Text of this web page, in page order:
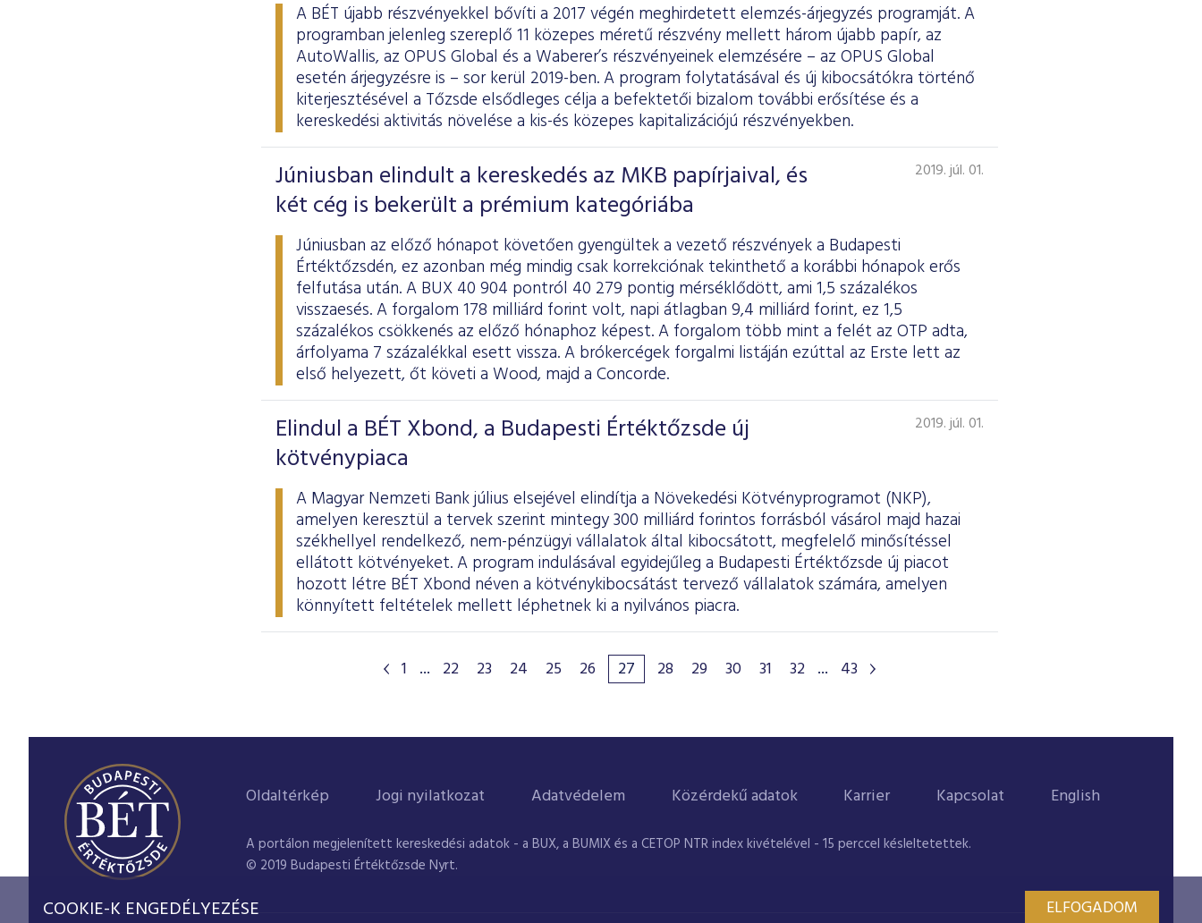
A BÉT újabb részvényekkel bővíti a 2017 végén meghirdetett elemzés-árjegyzés programját. A
programban jelenleg szereplő 11 közepes méretű részvény mellett három újabb papír, az
AutoWallis, az OPUS Global és a Waberer’s részvényeinek elemzésére – az OPUS Global
esetén árjegyzésre is – sor kerül 2019-ben. A program folytatásával és új kibocsátókra történő
kiterjesztésével a Tőzsde elsődleges célja a befektetői bizalom további erősítése és a
kereskedési aktivitás növelése a kis-és közepes kapitalizációjú részvényekben.
Júniusban elindult a kereskedés az MKB papírjaival, és
két cég is bekerült a prémium kategóriába
2019. júl. 01.
Júniusban az előző hónapot követően gyengültek a vezető részvények a Budapesti
Értéktőzsdén, ez azonban még mindig csak korrekciónak tekinthető a korábbi hónapok erős
felfutása után. A BUX 40 904 pontról 40 279 pontig mérséklődött, ami 1,5 százalékos
visszaesés. A forgalom 178 milliárd forint volt, napi átlagban 9,4 milliárd forint, ez 1,5
százalékos csökkenés az előző hónaphoz képest. A forgalom több mint a felét az OTP adta,
árfolyama 7 százalékkal esett vissza. A brókercégek forgalmi listáján ezúttal az Erste lett az
első helyezett, őt követi a Wood, majd a Concorde.
Elindul a BÉT Xbond, a Budapesti Értéktőzsde új
kötvénypiaca
2019. júl. 01.
A Magyar Nemzeti Bank július elsejével elindítja a Növekedési Kötvényprogramot (NKP),
amelyen keresztül a tervek szerint mintegy 300 milliárd forintos forrásból vásárol majd hazai
székhellyel rendelkező, nem-pénzügyi vállalatok által kibocsátott, megfelelő minősítéssel
ellátott kötvényeket. A program indulásával egyidejűleg a Budapesti Értéktőzsde új piacot
hozott létre BÉT Xbond néven a kötvénykibocsátást tervező vállalatok számára, amelyen
könnyített feltételek mellett léphetnek ki a nyilvános piacra.
1 ... 22 23 24 25 26 27 28 29 30 31 32 ... 43
Oldaltérkép Jogi nyilatkozat Adatvédelem Közérdekű adatok Karrier Kapcsolat English
A portálon megjelenített kereskedési adatok - a BUX, a BUMIX és a CETOP NTR index kivételével - 15 perccel késleltetettek.
© 2019 Budapesti Értéktőzsde Nyrt.
COOKIE-K ENGEDÉLYEZÉSE ELFOGADOM